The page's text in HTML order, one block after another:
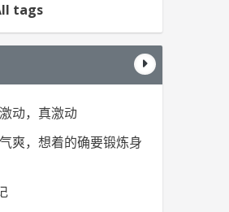
tags
动，真激动
爽，想着的确要锻炼身